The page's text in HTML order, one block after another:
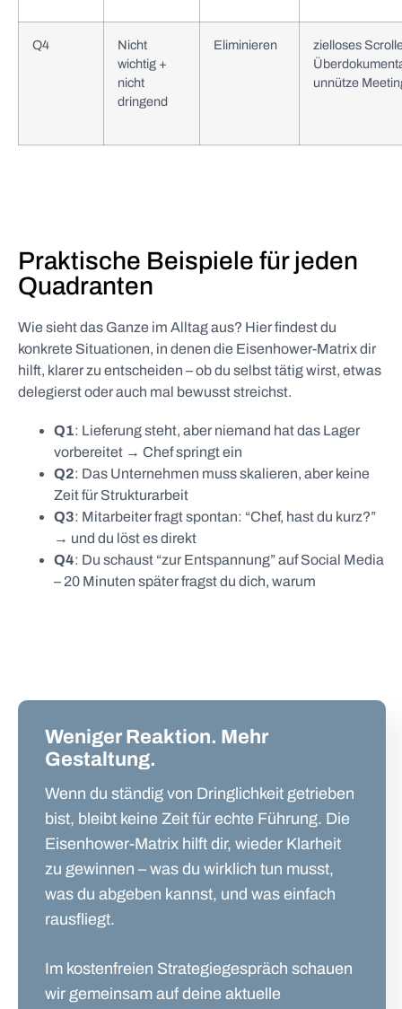
Q4
Nicht
wichtig +
nicht
dringend
Eliminieren
zielloses
unnütze
Praktische Beispiele für jeden
Quadranten
Wie sieht das Ganze im Alltag aus? Hier findest du
konkrete Situationen, in denen die Eisenhower-Matrix dir
hilft, klarer zu entscheiden – ob du selbst tätig wirst, etwas
delegierst oder auch mal bewusst streichst.
Q1: Lieferung steht, aber niemand hat das Lager
vorbereitet → Chef springt ein
Q2: Das Unternehmen muss skalieren, aber keine
Zeit für Strukturarbeit
Q3: Mitarbeiter fragt spontan: “Chef, hast du kurz?”
→ und du löst es direkt
Q4: Du schaust “zur Entspannung” auf Social Media
– 20 Minuten später fragst du dich, warum
Weniger Reaktion. Mehr
Gestaltung.
Wenn du ständig von Dringlichkeit getrieben
bist, bleibt keine Zeit für echte Führung. Die
Eisenhower-Matrix hilft dir, wieder Klarheit
zu gewinnen – was du wirklich tun musst,
was du abgeben kannst, und was einfach
rausfliegt.
Im kostenfreien Strategiegespräch schauen
wir gemeinsam auf deine aktuelle